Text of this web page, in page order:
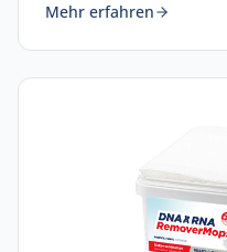
Mehr erfahren